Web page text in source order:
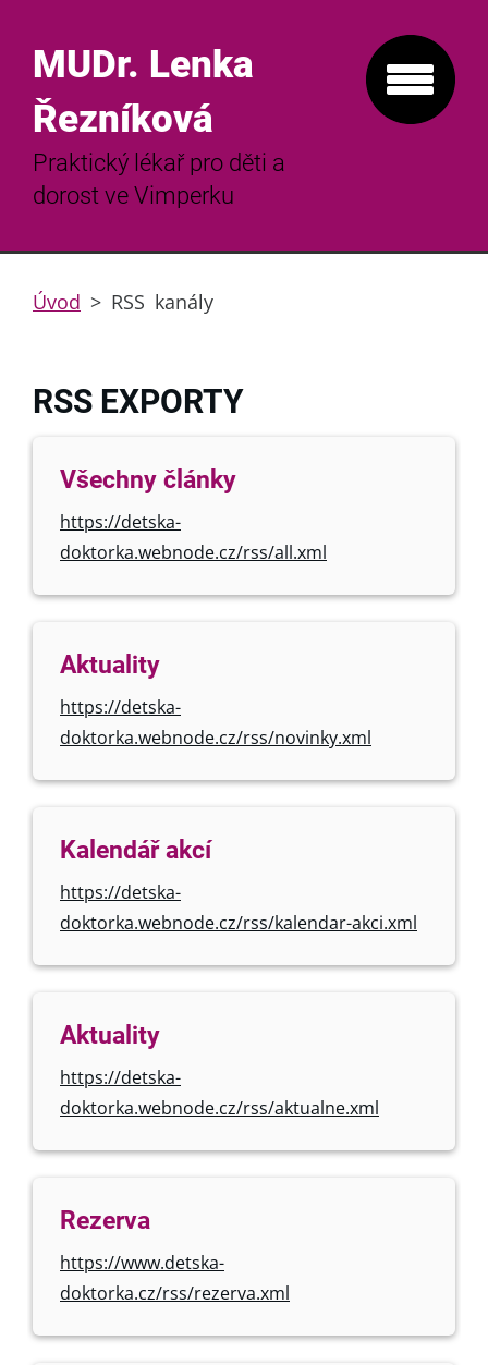
MUDr. Lenka
Řezníková
Praktický lékař pro děti a
dorost ve Vimperku
Úvod > RSS kanály
RSS EXPORTY
Všechny články
https://detska-
doktorka.webnode.cz/rss/all.xml
Aktuality
https://detska-
doktorka.webnode.cz/rss/novinky.xml
Kalendář akcí
https://detska-
doktorka.webnode.cz/rss/kalendar-akci.xml
Aktuality
https://detska-
doktorka.webnode.cz/rss/aktualne.xml
Rezerva
https://www.detska-
doktorka.cz/rss/rezerva.xml